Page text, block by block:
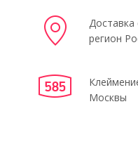
Доставка
регион
Москвы